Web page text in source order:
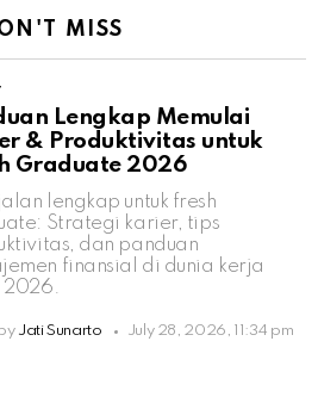
MISS
Lengkap Memulai
& Produktivitas untuk
Graduate 2026
lengkap untuk fresh
Strategi karier, tips
dan panduan
finansial di dunia kerja
2026.
by Jati Sunarto July 28, 2026, 11:34 pm